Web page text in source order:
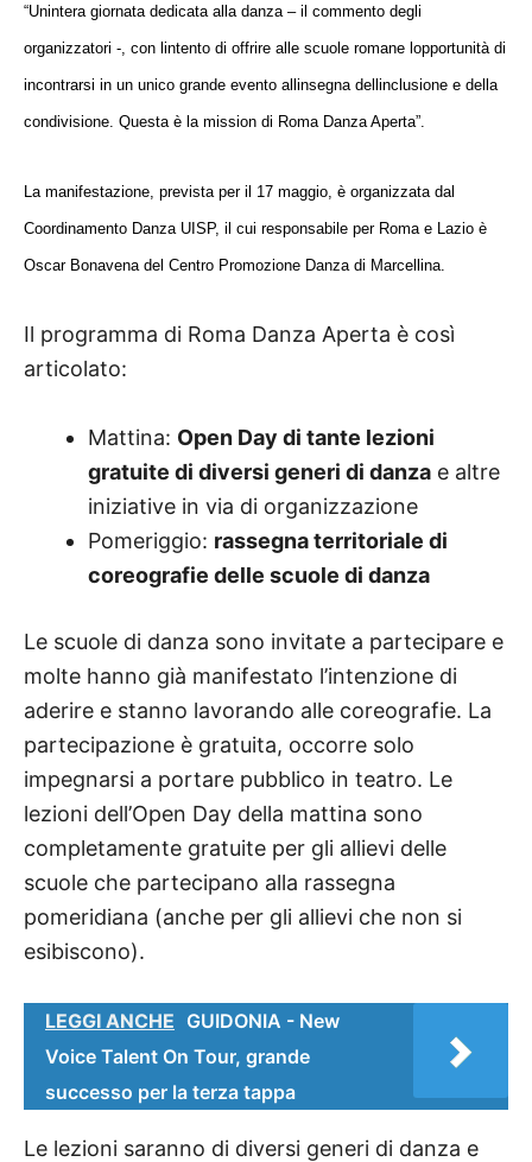
“Unintera giornata dedicata alla danza – il commento degli
organizzatori -, con lintento di offrire alle scuole romane lopportunità di
incontrarsi in un unico grande evento allinsegna dellinclusione e della
condivisione. Questa è la mission di Roma Danza Aperta”.
La manifestazione, prevista per il 17 maggio, è organizzata dal
Coordinamento Danza UISP, il cui responsabile per Roma e Lazio è
Oscar Bonavena del Centro Promozione Danza di Marcellina.
Il programma di Roma Danza Aperta è così
articolato:
Mattina: Open Day di tante lezioni
gratuite di diversi generi di danza e altre
iniziative in via di organizzazione
Pomeriggio: rassegna territoriale di
coreografie delle scuole di danza
Le scuole di danza sono invitate a partecipare e
molte hanno già manifestato l’intenzione di
aderire e stanno lavorando alle coreografie. La
partecipazione è gratuita, occorre solo
impegnarsi a portare pubblico in teatro. Le
lezioni dell’Open Day della mattina sono
completamente gratuite per gli allievi delle
scuole che partecipano alla rassegna
pomeridiana (anche per gli allievi che non si
esibiscono).
LEGGI ANCHE GUIDONIA - New
Voice Talent On Tour, grande
successo per la terza tappa
Le lezioni saranno di diversi generi di danza e